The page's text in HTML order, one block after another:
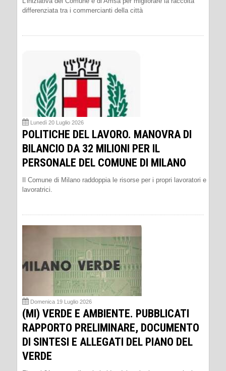
differenziata tra i commercianti della città
Lunedì 20 Luglio 2026
POLITICHE DEL LAVORO. MANOVRA DI
BILANCIO DA 32 MILIONI PER IL
PERSONALE DEL COMUNE DI MILANO
Il Comune di Milano raddoppia le risorse per i propri lavoratori e
lavoratrici.
Domenica 19 Luglio 2026
(MI) VERDE E AMBIENTE. PUBBLICATI
RAPPORTO PRELIMINARE, DOCUMENTO
DI SINTESI E ALLEGATI DEL PIANO DEL
VERDE